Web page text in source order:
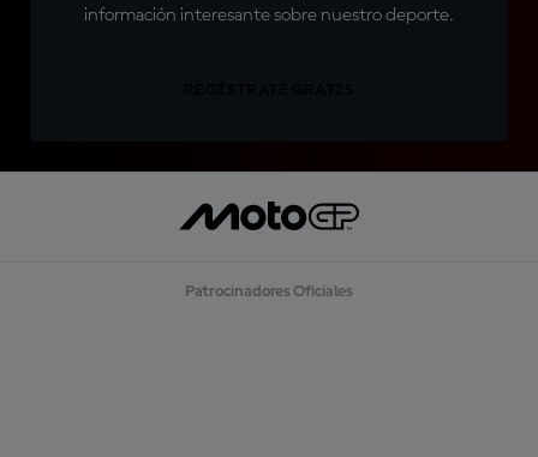
información interesante sobre nuestro deporte.
Patrocinadores Oficiales